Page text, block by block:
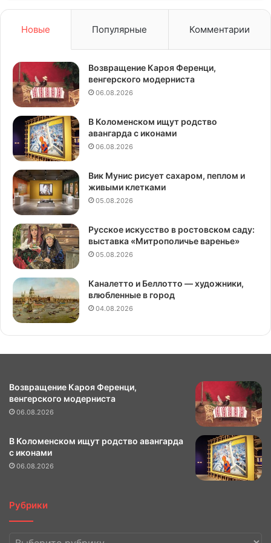
Новые Популярные Комментарии
Возвращение Кароя Ференци,
венгерского модерниста
06.08.2026
В Коломенском ищут родство
авангарда с иконами
06.08.2026
Вик Мунис рисует сахаром, пеплом и
живыми клетками
05.08.2026
Русское искусство в ростовском саду:
выставка «Митрополичье варенье»
05.08.2026
Каналетто и Беллотто — художники,
влюбленные в город
04.08.2026
Возвращение Кароя Ференци,
венгерского модерниста
06.08.2026
В Коломенском ищут родство авангарда
с иконами
06.08.2026
Рубрики
Рубрики